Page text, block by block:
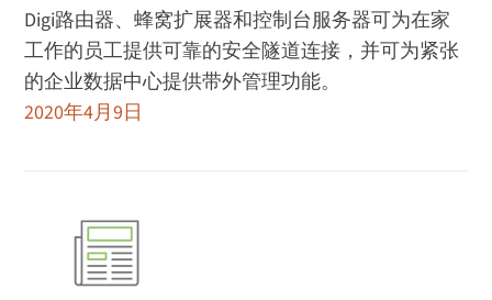
Digi路由器、蜂窝扩展器和控制台服务器可为在家
工作的员工提供可靠的安全隧道连接，并可为紧张
的企业数据中心提供带外管理功能。
2020年4月9日